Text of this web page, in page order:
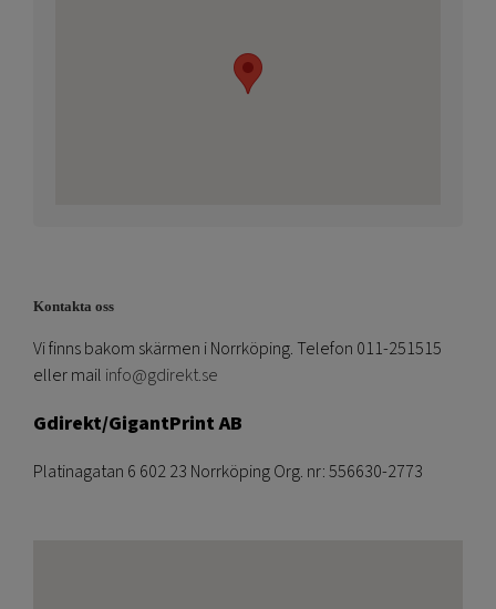
Kontakta oss
Vi finns bakom skärmen i Norrköping. Telefon 011-251515
eller mail info@gdirekt.se
Gdirekt/GigantPrint AB
Platinagatan 6 602 23 Norrköping Org. nr: 556630-2773